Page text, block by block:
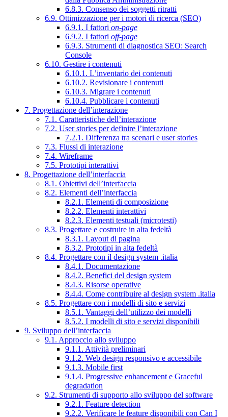
6.8.3. Consenso dei soggetti ritratti
6.9. Ottimizzazione per i motori di ricerca (SEO)
6.9.1. I fattori on-page
6.9.2. I fattori off-page
6.9.3. Strumenti di diagnostica SEO: Search
Console
6.10. Gestire i contenuti
6.10.1. L’inventario dei contenuti
6.10.2. Revisionare i contenuti
6.10.3. Migrare i contenuti
6.10.4. Pubblicare i contenuti
7. Progettazione dell’interazione
7.1. Caratteristiche dell’interazione
7.2. User stories per definire l’interazione
7.2.1. Differenza tra scenari e user stories
7.3. Flussi di interazione
7.4. Wireframe
7.5. Prototipi interattivi
8. Progettazione dell’interfaccia
8.1. Obiettivi dell’interfaccia
8.2. Elementi dell’interfaccia
8.2.1. Elementi di composizione
8.2.2. Elementi interattivi
8.2.3. Elementi testuali (microtesti)
8.3. Progettare e costruire in alta fedeltà
8.3.1. Layout di pagina
8.3.2. Prototipi in alta fedeltà
8.4. Progettare con il design system .italia
8.4.1. Documentazione
8.4.2. Benefici del design system
8.4.3. Risorse operative
8.4.4. Come contribuire al design system .italia
8.5. Progettare con i modelli di sito e servizi
8.5.1. Vantaggi dell’utilizzo dei modelli
8.5.2. I modelli di sito e servizi disponibili
9. Sviluppo dell’interfaccia
9.1. Approccio allo sviluppo
9.1.1. Attività preliminari
9.1.2. Web design responsivo e accessibile
9.1.3. Mobile first
9.1.4. Progressive enhancement e Graceful
degradation
9.2. Strumenti di supporto allo sviluppo del software
9.2.1. Feature detection
9.2.2. Verificare le feature disponibili con Can I